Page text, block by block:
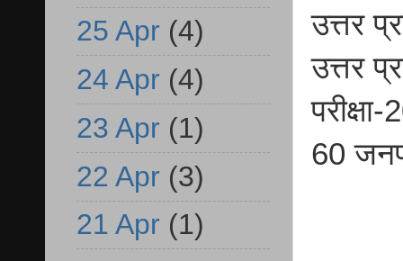
उत्तर
उत्तर
60
25 Apr (4)
24 Apr (4)
23 Apr (1)
22 Apr (3)
21 Apr (1)